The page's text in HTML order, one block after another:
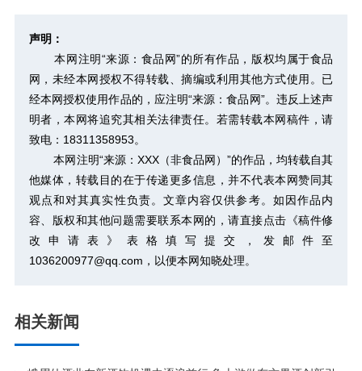
声明：
本网注明“来源：食品网”的所有作品，版权均属于食品
网，未经本网授权不得转载、摘编或利用其他方式使用。已
经本网授权使用作品的，应注明“来源：食品网”。违反上述声
明者，本网将追究其相关法律责任。若需转载本网稿件，请
致电：18311358953。
本网注明“来源：XXX（非食品网）”的作品，均转载自其
他媒体，转载目的在于传递更多信息，并不代表本网赞同其
观点和对其真实性负责。文章内容仅供参考。如因作品内
容、版权和其他问题需要联系本网的，请直接点击 《稿件修
改申请表》 表格填写提交，发邮件至
1036200977@qq.com，以便本网知晓处理。
相关新闻